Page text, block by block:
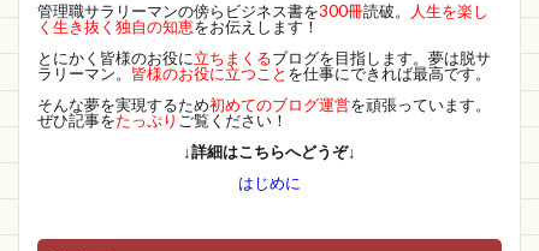
管理職サラリーマンの傍らビジネス書を300冊読破。
人生を楽し
く生き抜く独自の知恵をお伝えします！
とにかく皆様のお役に立ちまくるブログを目指します。夢は脱サ
ラリーマン。 皆様のお役に立つこと を仕事にできれば最高です。
そんな夢を実現するため初めてのブログ運営を頑張っています。
ぜひ記事をたっぷり ご覧ください！
↓詳細はこちらへどうぞ↓
はじめに